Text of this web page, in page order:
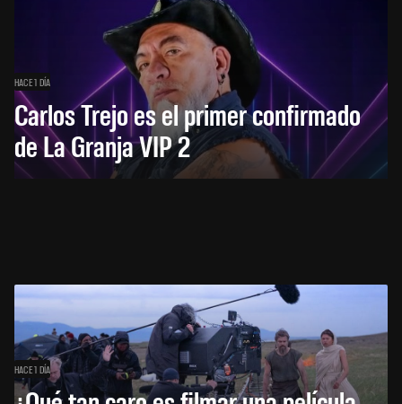
HACE 1 DÍA
Carlos Trejo es el primer confirmado
de La Granja VIP 2
HACE 1 DÍA